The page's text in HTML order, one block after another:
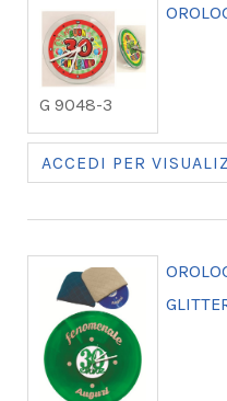
G 9048-3
ACCEDI PER